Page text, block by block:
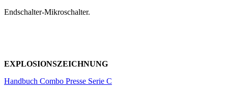
Endschalter-Mikroschalter.
EXPLOSIONSZEICHNUNG
Handbuch Combo Presse Serie C